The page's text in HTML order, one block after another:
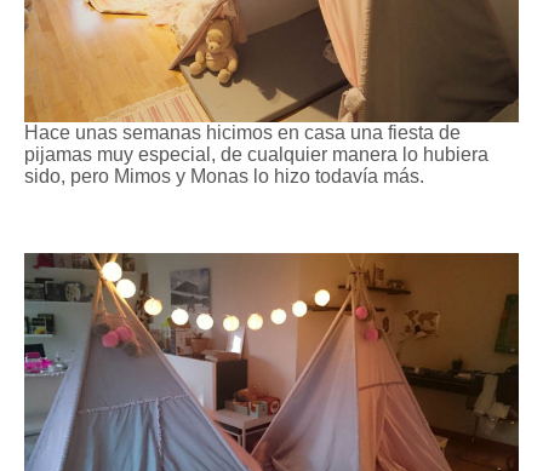
Hace unas semanas hicimos en casa una fiesta de
pijamas muy especial, de cualquier manera lo hubiera
sido, pero Mimos y Monas lo hizo todavía más.